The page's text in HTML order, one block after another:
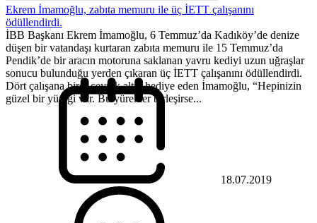
Ekrem İmamoğlu, zabıta memuru ile üç İETT çalışanını
ödüllendirdi.
İBB Başkanı Ekrem İmamoğlu, 6 Temmuz’da Kadıköy’de denize
düşen bir vatandaşı kurtaran zabıta memuru ile 15 Temmuz’da
Pendik’de bir aracın motoruna saklanan yavru kediyi uzun uğraşlar
sonucu bulunduğu yerden çıkaran üç İETT çalışanını ödüllendirdi.
Dört çalışana birer çeyrek altın hediye eden İmamoğlu, “Hepinizin
güzel bir yüreği var. Bu yürekler birleşirse...
18.07.2019